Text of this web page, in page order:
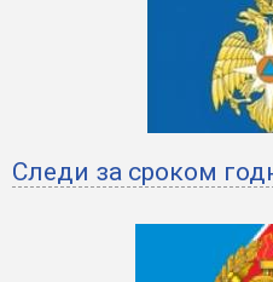
Следи за сроком